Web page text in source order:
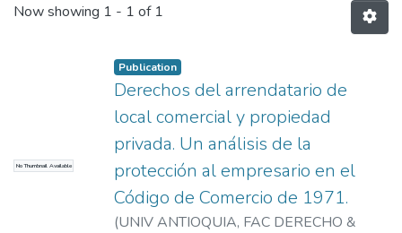
Now showing 1 - 1 of 1
No Thumbnail Available
Publication
Derechos del arrendatario de
local comercial y propiedad
privada. Un análisis de la
protección al empresario en el
Código de Comercio de 1971.
(UNIV ANTIOQUIA, FAC DERECHO &